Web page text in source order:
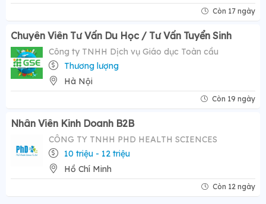
Còn 17 ngày
Chuyên Viên Tư Vấn Du Học / Tư Vấn Tuyển Sinh
Công ty TNHH Dịch vụ Giáo dục Toàn cầu
Thương lượng
Hà Nội
Còn 19 ngày
Nhân Viên Kinh Doanh B2B
CÔNG TY TNHH PHD HEALTH SCIENCES
10 triệu - 12 triệu
Hồ Chí Minh
Còn 12 ngày